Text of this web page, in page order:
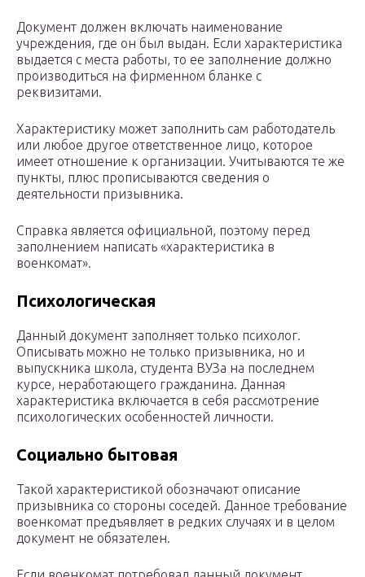
Документ должен включать наименование
учреждения, где он был выдан. Если характеристика
выдается с места работы, то ее заполнение должно
производиться на фирменном бланке с
реквизитами.
Характеристику может заполнить сам работодатель
или любое другое ответственное лицо, которое
имеет отношение к организации. Учитываются те же
пункты, плюс прописываются сведения о
деятельности призывника.
Справка является официальной, поэтому перед
заполнением написать «характеристика в
военкомат».
Психологическая
Данный документ заполняет только психолог.
Описывать можно не только призывника, но и
выпускника школа, студента ВУЗа на последнем
курсе, неработающего гражданина. Данная
характеристика включается в себя рассмотрение
психологических особенностей личности.
Социально бытовая
Такой характеристикой обозначают описание
призывника со стороны соседей. Данное требование
военкомат предъявляет в редких случаях и в целом
документ не обязателен.